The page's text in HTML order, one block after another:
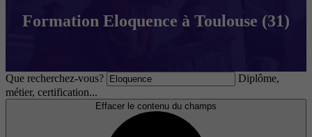
Formation Eloquence à Toulouse (31)
Que recherchez-vous?
Diplôme,
métier, certification...
Effacer le contenu du champs